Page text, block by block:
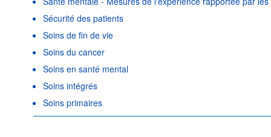
Sécurité des patients
Soins de fin de vie
Soins du cancer
Soins en santé mental
Soins intégrés
Soins primaires